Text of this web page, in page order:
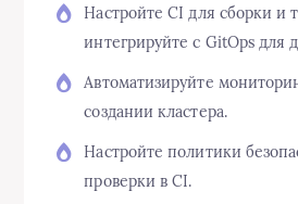
Настройте CI для сборки и
интегрируйте с GitOps для
Автоматизируйте
создании кластера.
Настройте политики
проверки в CI.